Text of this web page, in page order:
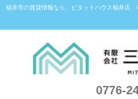
福井市の賃貸情報なら、ピタットハウス福井店
0776-